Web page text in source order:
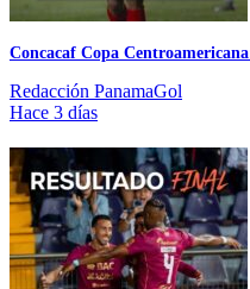
Concacaf Copa
Redacción PanamaGol
Hace 3 días